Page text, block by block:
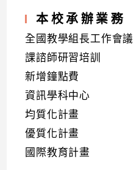
本校承辦業務
全國教學組長工作會議
課諮師研習培訓
新增鐘點費
資訊學科中心
均質化計畫
優質化計畫
國際教育計畫